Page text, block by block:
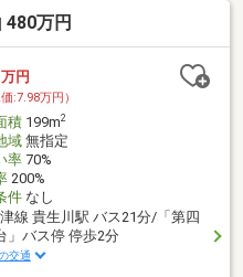
万円
万円
価:7.98万円）
積199m2
域無指定
率70%
200%
件なし
線 貴生川駅 バス21分/「第四
」バス停 停歩2分
交通